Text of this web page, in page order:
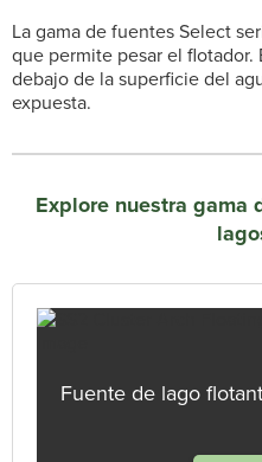
La gama de fuentes Select
que permite pesar el
debajo de la superficie del
expuesta.
Explore nuestra gama
Fuente de lago